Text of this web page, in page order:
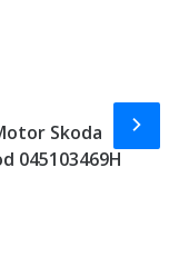
Skoda
045103469H